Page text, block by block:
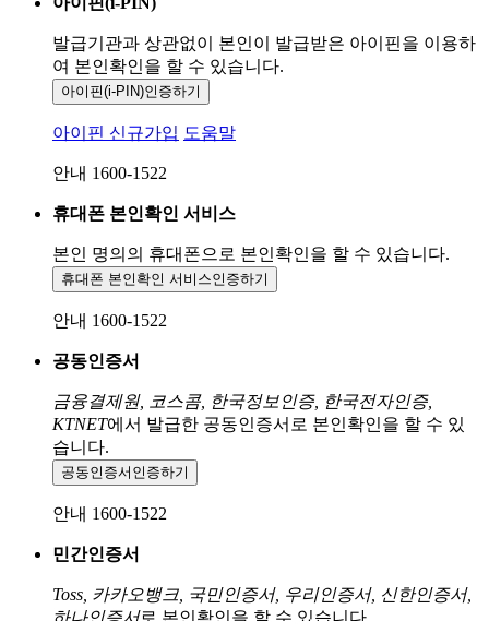
발급기관과 상관없이 본인이 발급받은 아이핀을 이용하
여 본인확인을 할 수 있습니다.
아이핀(i-PIN)인증하기
아이핀 신규가입 도움말
안내 1600-1522
휴대폰 본인확인 서비스
본인 명의의 휴대폰으로 본인확인을 할 수 있습니다.
휴대폰 본인확인 서비스인증하기
안내 1600-1522
공동인증서
금융결제원, 코스콤, 한국정보인증, 한국전자인증,
KTNET에서 발급한 공동인증서로 본인확인을 할 수 있
습니다.
공동인증서 인증하기
안내 1600-1522
민간인증서
Toss, 카카오뱅크, 국민인증서, 우리인증서, 신한인증서,